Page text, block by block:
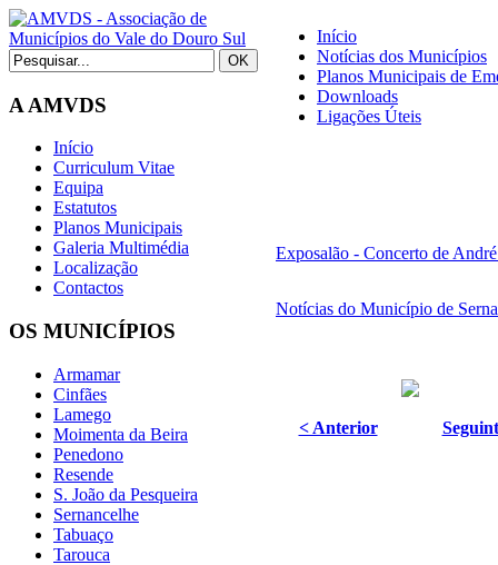
A AMVDS
Início
Curriculum Vitae
Equipa
Estatutos
Planos Municipais
Galeria Multimédia
Localização
Contactos
OS MUNICÍPIOS
Armamar
Cinfães
Lamego
Moimenta da Beira
Penedono
Resende
S. João da Pesqueira
Sernancelhe
Tabuaço
Tarouca
Início
Notícias dos Municípios
Planos Municipais de
Downloads
Ligações Úteis
Exposalão - Concerto de
Notícias do Município de
< Anterior